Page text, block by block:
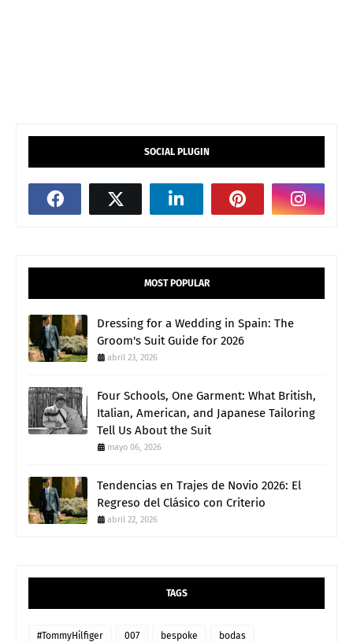
SOCIAL PLUGIN
MOST POPULAR
Dressing for a Wedding in Spain: The
Groom's Suit Guide for 2026
abril 23, 2026
Four Schools, One Garment: What British,
Italian, American, and Japanese Tailoring
Tell Us About the Suit
mayo 06, 2026
Tendencias en Trajes de Novio 2026: El
Regreso del Clásico con Criterio
abril 22, 2026
TAGS
#TommyHilfiger 007 bespoke bodas